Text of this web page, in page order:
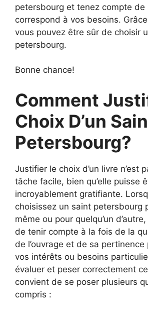
petersbourg et tenez compte de
correspond à vos besoins.
vous pouvez être sûr de choisir
petersbourg.
Bonne chance!
Comment
Choix D’un
Petersbourg?
Justifier le choix d’un livre n’est
tâche facile, bien qu’elle puisse
incroyablement gratifiante.
choisissez un saint petersbourg
même ou pour quelqu’un
de tenir compte à la fois de la
de l’ouvrage et de sa
vos intérêts ou besoins
évaluer et peser correctement
convient de se poser plusieurs
compris :